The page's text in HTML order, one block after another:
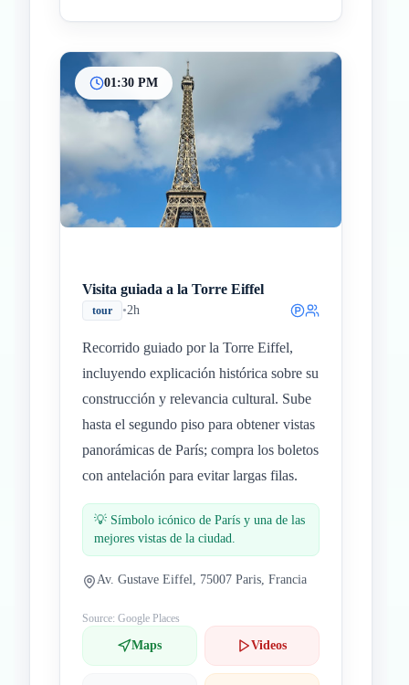
01:30 PM
Visita guiada a la Torre Eiffel
tour •2h
Recorrido guiado por la Torre Eiffel,
incluyendo explicación histórica sobre su
construcción y relevancia cultural. Sube
hasta el segundo piso para obtener vistas
panorámicas de París; compra los boletos
con antelación para evitar largas filas.
💡 Símbolo icónico de París y una de las
mejores vistas de la ciudad.
Av. Gustave Eiffel, 75007 Paris, Francia
Source: Google Places
Maps Videos